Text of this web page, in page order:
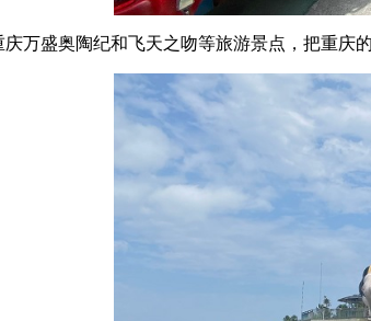
万盛奥陶纪和飞天之吻等旅游景点，把重庆